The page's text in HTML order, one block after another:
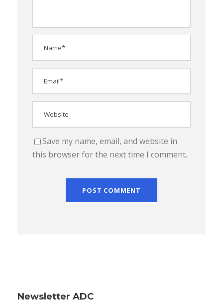
Save my name, email, and website in
this browser for the next time I comment.
Newsletter ADC